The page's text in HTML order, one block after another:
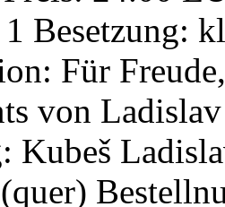
Besetzung:
Für
von
Kubeš